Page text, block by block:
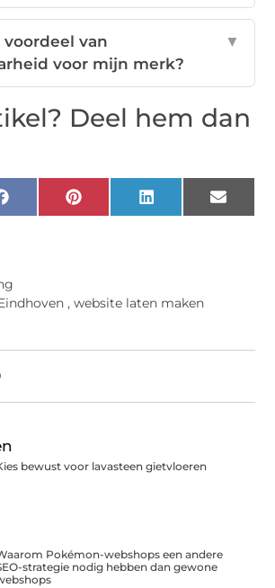
van
voor mijn merk?
▼
Deel hem dan
FacebookPinterestLinkedIn Email
,website laten maken
bewust voor lavasteen gietvloeren
Pokémon-webshops een andere
strategie nodig hebben dan gewone